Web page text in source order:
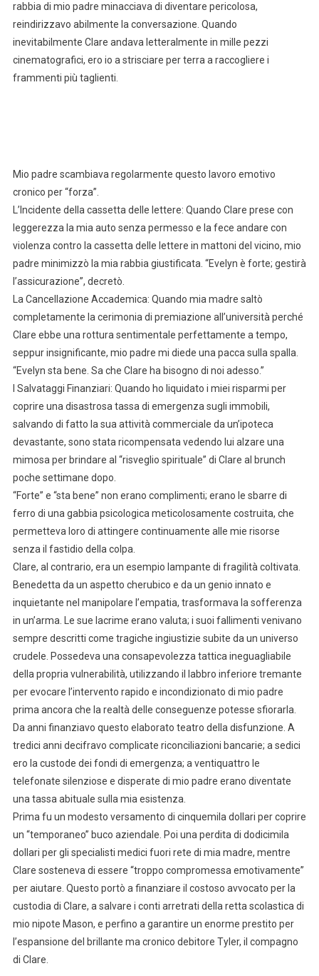
rabbia di mio padre minacciava di diventare pericolosa,
reindirizzavo abilmente la conversazione. Quando
inevitabilmente Clare andava letteralmente in mille pezzi
cinematografici, ero io a strisciare per terra a raccogliere i
frammenti più taglienti.
Mio padre scambiava regolarmente questo lavoro emotivo
cronico per “forza”.
L’Incidente della cassetta delle lettere: Quando Clare prese con
leggerezza la mia auto senza permesso e la fece andare con
violenza contro la cassetta delle lettere in mattoni del vicino, mio
padre minimizzò la mia rabbia giustificata. “Evelyn è forte; gestirà
l’assicurazione”, decretò.
La Cancellazione Accademica: Quando mia madre saltò
completamente la cerimonia di premiazione all’università perché
Clare ebbe una rottura sentimentale perfettamente a tempo,
seppur insignificante, mio padre mi diede una pacca sulla spalla.
“Evelyn sta bene. Sa che Clare ha bisogno di noi adesso.”
I Salvataggi Finanziari: Quando ho liquidato i miei risparmi per
coprire una disastrosa tassa di emergenza sugli immobili,
salvando di fatto la sua attività commerciale da un’ipoteca
devastante, sono stata ricompensata vedendo lui alzare una
mimosa per brindare al “risveglio spirituale” di Clare al brunch
poche settimane dopo.
“Forte” e “sta bene” non erano complimenti; erano le sbarre di
ferro di una gabbia psicologica meticolosamente costruita, che
permetteva loro di attingere continuamente alle mie risorse
senza il fastidio della colpa.
Clare, al contrario, era un esempio lampante di fragilità coltivata.
Benedetta da un aspetto cherubico e da un genio innato e
inquietante nel manipolare l’empatia, trasformava la sofferenza
in un’arma. Le sue lacrime erano valuta; i suoi fallimenti venivano
sempre descritti come tragiche ingiustizie subite da un universo
crudele. Possedeva una consapevolezza tattica ineguagliabile
della propria vulnerabilità, utilizzando il labbro inferiore tremante
per evocare l’intervento rapido e incondizionato di mio padre
prima ancora che la realtà delle conseguenze potesse sfiorarla.
Da anni finanziavo questo elaborato teatro della disfunzione. A
tredici anni decifravo complicate riconciliazioni bancarie; a sedici
ero la custode dei fondi di emergenza; a ventiquattro le
telefonate silenziose e disperate di mio padre erano diventate
una tassa abituale sulla mia esistenza.
Prima fu un modesto versamento di cinquemila dollari per coprire
un “temporaneo” buco aziendale. Poi una perdita di dodicimila
dollari per gli specialisti medici fuori rete di mia madre, mentre
Clare sosteneva di essere “troppo compromessa emotivamente”
per aiutare. Questo portò a finanziare il costoso avvocato per la
custodia di Clare, a salvare i conti arretrati della retta scolastica di
mio nipote Mason, e perfino a garantire un enorme prestito per
l’espansione del brillante ma cronico debitore Tyler, il compagno
di Clare.